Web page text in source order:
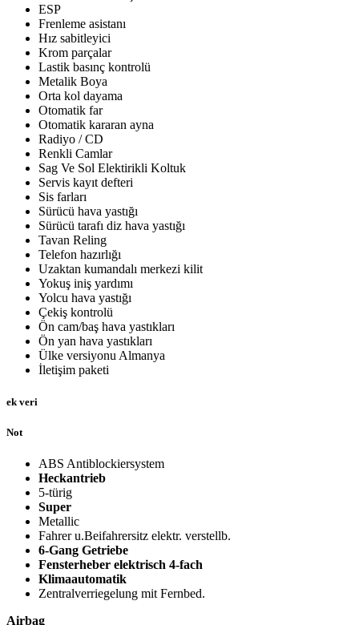
ESP
Frenleme asistanı
Hız sabitleyici
Krom parçalar
Lastik basınç kontrolü
Metalik Boya
Orta kol dayama
Otomatik far
Otomatik kararan ayna
Radiyo / CD
Renkli Camlar
Sag Ve Sol Elektirikli Koltuk
Servis kayıt defteri
Sis farları
Sürücü hava yastığı
Sürücü tarafı diz hava yastığı
Tavan Reling
Telefon hazırlığı
Uzaktan kumandalı merkezi kilit
Yokuş iniş yardımı
Yolcu hava yastığı
Çekiş kontrolü
Ön cam/baş hava yastıkları
Ön yan hava yastıkları
Ülke versiyonu Almanya
İletişim paketi
ek veri
Not
ABS Antiblockiersystem
Heckantrieb
5-türig
Super
Metallic
Fahrer u.Beifahrersitz elektr. verstellb.
6-Gang Getriebe
Fensterheber elektrisch 4-fach
Klimaautomatik
Zentralverriegelung mit Fernbed.
Airbag